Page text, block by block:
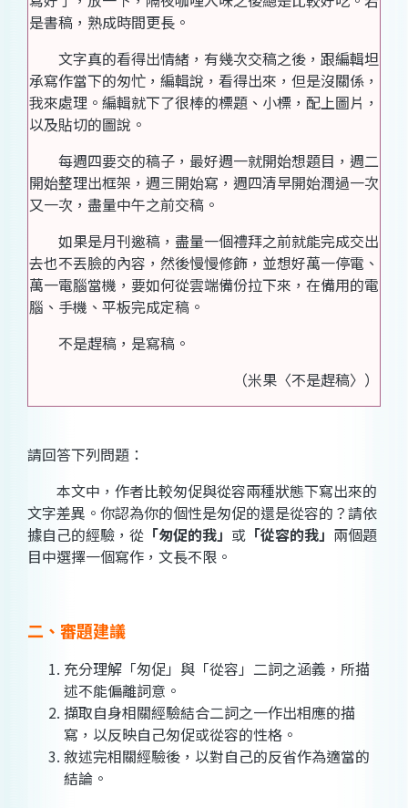
是書稿，熟成時間更長。
文字真的看得出情緒，有幾次交稿之後，跟編輯坦
承寫作當下的匆忙，編輯說，看得出來，但是沒關係，
我來處理。編輯就下了很棒的標題、小標，配上圖片，
以及貼切的圖說。
每週四要交的稿子，最好週一就開始想題目，週二
開始整理出框架，週三開始寫，週四清早開始潤過一次
又一次，盡量中午之前交稿。
如果是月刊邀稿，盡量一個禮拜之前就能完成交出
去也不丟臉的內容，然後慢慢修飾，並想好萬一停電、
萬一電腦當機，要如何從雲端備份拉下來，在備用的電
腦、手機、平板完成定稿。
不是趕稿，是寫稿。
（米果〈不是趕稿〉）
請回答下列問題：
本文中，作者比較匆促與從容兩種狀態下寫出來的
文字差異。你認為你的個性是匆促的還是從容的？請依
據自己的經驗，從 「匆促的我」 或 「從容的我」 兩個題
目中選擇一個寫作，文長不限。
二、審題建議
充分理解「匆促」與「從容」二詞之涵義，所描
述不能偏離詞意。
擷取自身相關經驗結合二詞之一作出相應的描
寫，以反映自己匆促或從容的性格。
敘述完相關經驗後，以對自己的反省作為適當的
結論。